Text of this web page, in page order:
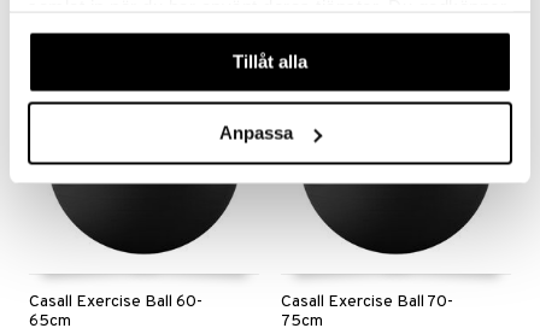
våra cookies vid fortsatt användande av vår webbplats.
Tillåt alla
Anpassa
Casall Exercise Ball 60-
65cm
Casall Exercise Ball 70-
75cm